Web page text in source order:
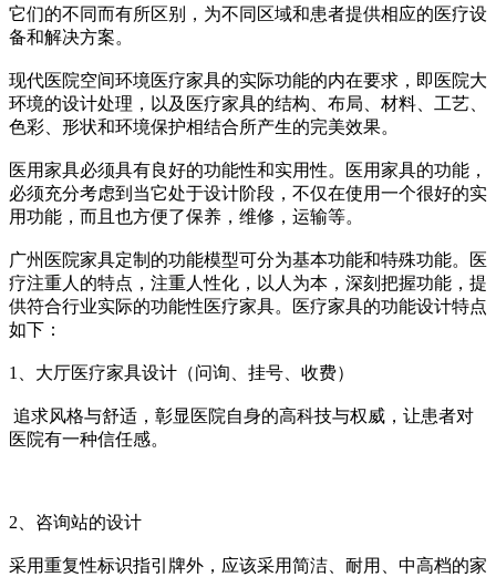
它们的不同而有所区别，为不同区域和患者提供相应的医疗设
备和解决方案。
现代医院空间环境医疗家具的实际功能的内在要求，即医院大
环境的设计处理，以及医疗家具的结构、布局、材料、工艺、
色彩、形状和环境保护相结合所产生的完美效果。
医用家具必须具有良好的功能性和实用性。医用家具的功能，
必须充分考虑到当它处于设计阶段，不仅在使用一个很好的实
用功能，而且也方便了保养，维修，运输等。
广州医院家具定制的功能模型可分为基本功能和特殊功能。医
疗注重人的特点，注重人性化，以人为本，深刻把握功能，提
供符合行业实际的功能性医疗家具。医疗家具的功能设计特点
如下：
1、大厅医疗家具设计（问询、挂号、收费）
追求风格与舒适，彰显医院自身的高科技与权威，让患者对
医院有一种信任感。
2、咨询站的设计
采用重复性标识指引牌外，应该采用简洁、耐用、中高档的家